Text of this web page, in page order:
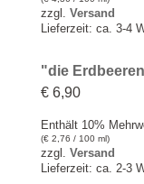
zzgl. Versand
Lieferzeit: ca. 3-4
"die
€6,90
Enthält 10%
(€2,76 / 100 ml)
zzgl. Versand
Lieferzeit: ca. 2-3